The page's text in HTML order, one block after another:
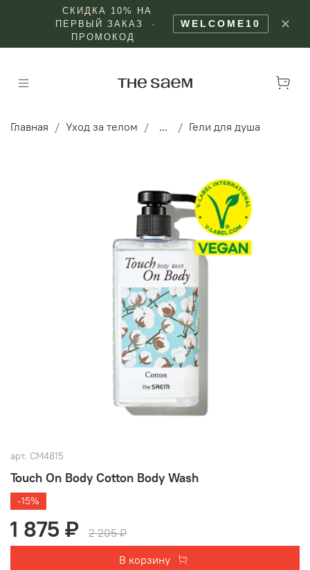
СКИДКА 10% НА
ПЕРВЫЙ ЗАКАЗ ·
ПРОМОКОД
WELCOME10 ✕
Главная Уход за телом ... Гели для душа
арт. СМ4815
Touch On Body Cotton Body Wash
-15%
1 875 ₽
2 205 ₽
В корзину